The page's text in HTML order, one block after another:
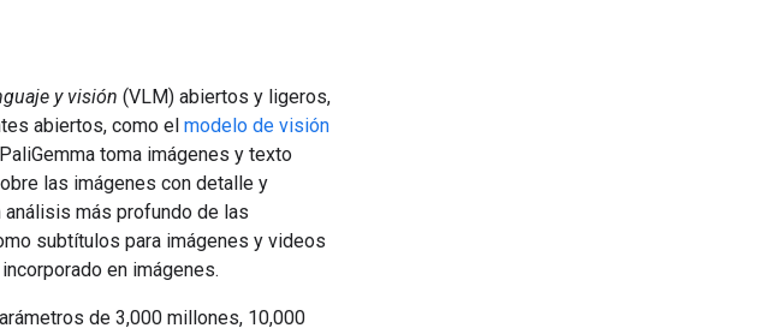
y visión (VLM) abiertos y ligeros,
abiertos, como el modelo de visión
toma imágenes y texto
las imágenes con detalle y
más profundo de las
subtítulos para imágenes y videos
en imágenes.
de 3,000 millones, 10,000